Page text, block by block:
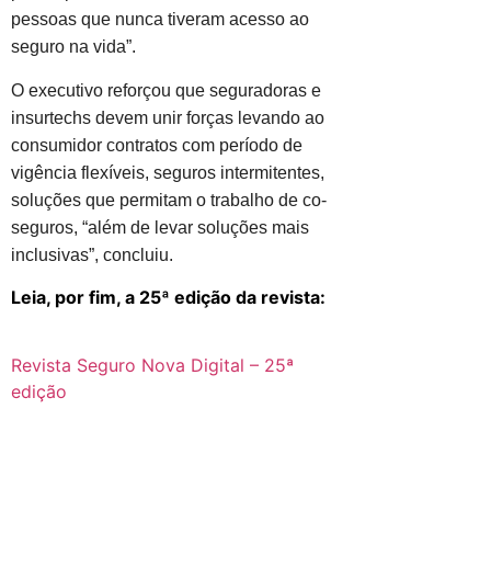
pessoas que nunca tiveram acesso ao
seguro na vida”.
O executivo reforçou que seguradoras e
insurtechs devem unir forças levando ao
consumidor contratos com período de
vigência flexíveis, seguros intermitentes,
soluções que permitam o trabalho de co-
seguros, “além de levar soluções mais
inclusivas”, concluiu.
Leia, por fim, a 25ª edição da revista:
Revista Seguro Nova Digital – 25ª
edição